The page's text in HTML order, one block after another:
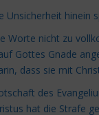
Unsicherheit hinein
Worte nicht zu
Gottes Gnade
dass sie mit
des
hat die Strafe